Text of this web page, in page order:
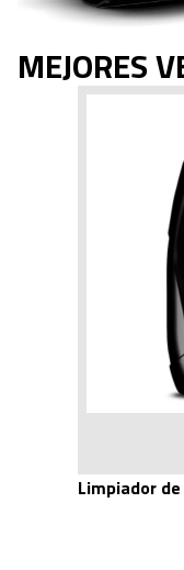
MEJORES
Limpiador